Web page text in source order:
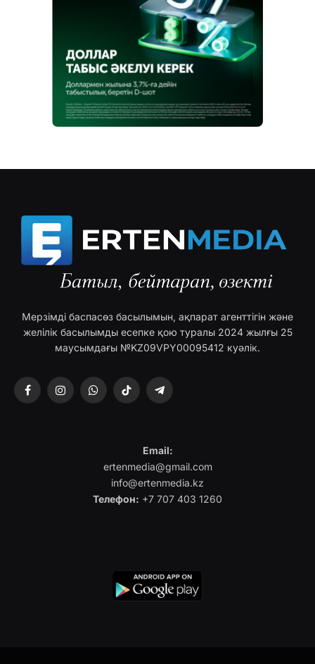
Мерзімді баспасөз басылымын, ақпарат агенттігін және
желілік басылымды есепке қою туралы 2024 жылғы 25
маусымдағы №KZ09VPY00095412 куәлік.
FacebookInstagramWhatsAppTikTok Telegram
Email:
ertenmedia@gmail.com
info@ertenmedia.kz
Телефон: +7 707 403 1260